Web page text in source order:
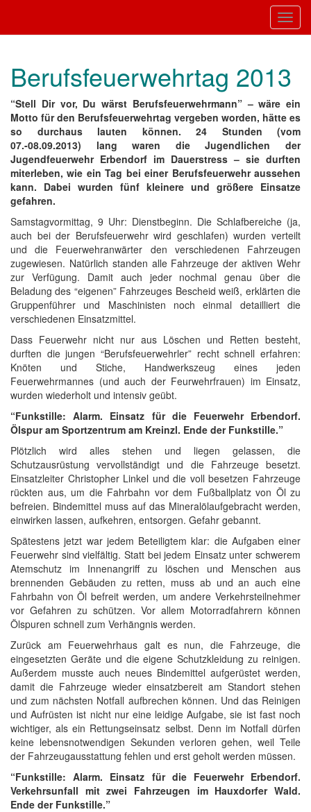
Berufsfeuerwehrtag 2013
“Stell Dir vor, Du wärst Berufsfeuerwehrmann” – wäre ein
Motto für den Berufsfeuerwehrtag vergeben worden, hätte es
so durchaus lauten können. 24 Stunden (vom
07.-08.09.2013) lang waren die Jugendlichen der
Jugendfeuerwehr Erbendorf im Dauerstress – sie durften
miterleben, wie ein Tag bei einer Berufsfeuerwehr aussehen
kann. Dabei wurden fünf kleinere und größere Einsatze
gefahren.
Samstagvormittag, 9 Uhr: Dienstbeginn. Die Schlafbereiche (ja,
auch bei der Berufsfeuerwehr wird geschlafen) wurden verteilt
und die Feuerwehranwärter den verschiedenen Fahrzeugen
zugewiesen. Natürlich standen alle Fahrzeuge der aktiven Wehr
zur Verfügung. Damit auch jeder nochmal genau über die
Beladung des “eigenen” Fahrzeuges Bescheid weiß, erklärten die
Gruppenführer und Maschinisten noch einmal detailliert die
verschiedenen Einsatzmittel.
Dass Feuerwehr nicht nur aus Löschen und Retten besteht,
durften die jungen “Berufsfeuerwehrler” recht schnell erfahren:
Knöten und Stiche, Handwerkszeug eines jeden
Feuerwehrmannes (und auch der Feurwehrfrauen) im Einsatz,
wurden wiederholt und intensiv geübt.
“Funkstille: Alarm. Einsatz für die Feuerwehr Erbendorf.
Ölspur am Sportzentrum am Kreinzl. Ende der Funkstille.”
Plötzlich wird alles stehen und liegen gelassen, die
Schutzausrüstung vervollständigt und die Fahrzeuge besetzt.
Einsatzleiter Christopher Linkel und die voll besetzen Fahrzeuge
rückten aus, um die Fahrbahn vor dem Fußballplatz von Öl zu
befreien. Bindemittel muss auf das Mineralölaufgebracht werden,
einwirken lassen, aufkehren, entsorgen. Gefahr gebannt.
Spätestens jetzt war jedem Beteiligtem klar: die Aufgaben einer
Feuerwehr sind vielfältig. Statt bei jedem Einsatz unter schwerem
Atemschutz im Innenangriff zu löschen und Menschen aus
brennenden Gebäuden zu retten, muss ab und an auch eine
Fahrbahn von Öl befreit werden, um andere Verkehrsteilnehmer
vor Gefahren zu schützen. Vor allem Motorradfahrern können
Ölspuren schnell zum Verhängnis werden.
Zurück am Feuerwehrhaus galt es nun, die Fahrzeuge, die
eingesetzten Geräte und die eigene Schutzkleidung zu reinigen.
Außerdem musste auch neues Bindemittel aufgerüstet werden,
damit die Fahrzeuge wieder einsatzbereit am Standort stehen
und zum nächsten Notfall aufbrechen können. Und das Reinigen
und Aufrüsten ist nicht nur eine leidige Aufgabe, sie ist fast noch
wichtiger, als ein Rettungseinsatz selbst. Denn im Notfall dürfen
keine lebensnotwendigen Sekunden verloren gehen, weil Teile
der Fahrzeugausstattung fehlen und erst geholt werden müssen.
“Funkstille: Alarm. Einsatz für die Feuerwehr Erbendorf.
Verkehrsunfall mit zwei Fahrzeugen im Hauxdorfer Wald.
Ende der Funkstille.”